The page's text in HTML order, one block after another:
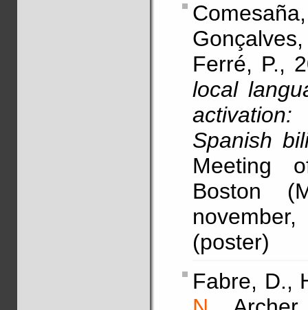
Ferré, P.,
local
Spanish
Meeting
Boston
(poster)
Fabre, D.,